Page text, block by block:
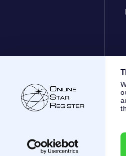
Obsługa klienta:help@osr.org